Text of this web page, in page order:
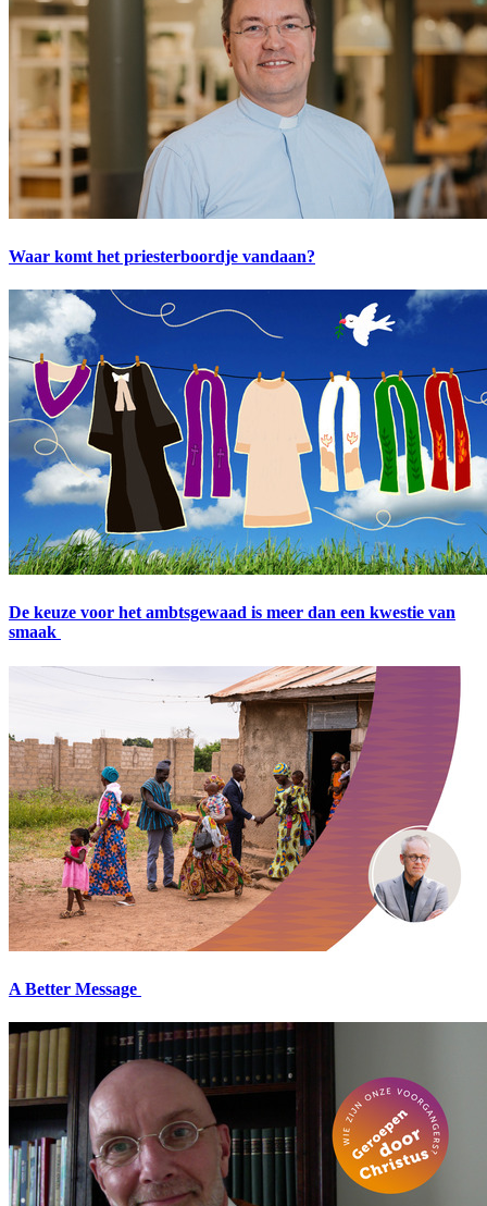
Waar komt het priesterboordje vandaan?
De keuze voor het ambtsgewaad is meer dan een kwestie van
smaak
A Better Message